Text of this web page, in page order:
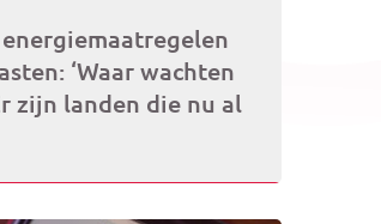
‘Waar wachten
zijn landen die nu al